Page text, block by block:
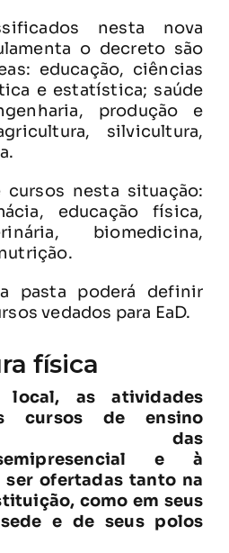
nesta nova
o decreto são
educação, ciências
e estatística; saúde
produção e
silvicultura,
cursos nesta situação:
educação física,
biomedicina,
pasta poderá definir
vedados para EaD.
física
local, as atividades
cursos de ensino
das
e à
ofertadas tanto na
como em seus
e de seus polos